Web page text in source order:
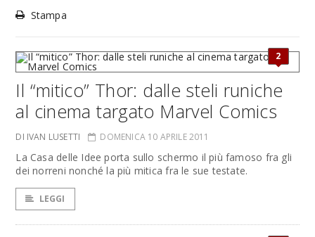
Stampa
2
Il “mitico” Thor: dalle steli runiche
al cinema targato Marvel Comics
DI IVAN LUSETTI DOMENICA 10 APRILE 2011
La Casa delle Idee porta sullo schermo il più famoso fra gli
dei norreni nonché la più mitica fra le sue testate.
LEGGI